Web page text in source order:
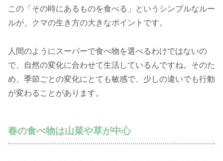
この「その時にあるものを食べる」というシンプルなルー
ルが、クマの生き方の大きなポイントです。
人間のようにスーパーで食べ物を選べるわけではないの
で、自然の変化に合わせて生活しているんですね。そのた
め、季節ごとの変化にとても敏感で、少しの違いでも行動
が変わることがあります。
春の食べ物は山菜や草が中心